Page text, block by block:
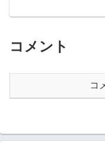
コメント
コ